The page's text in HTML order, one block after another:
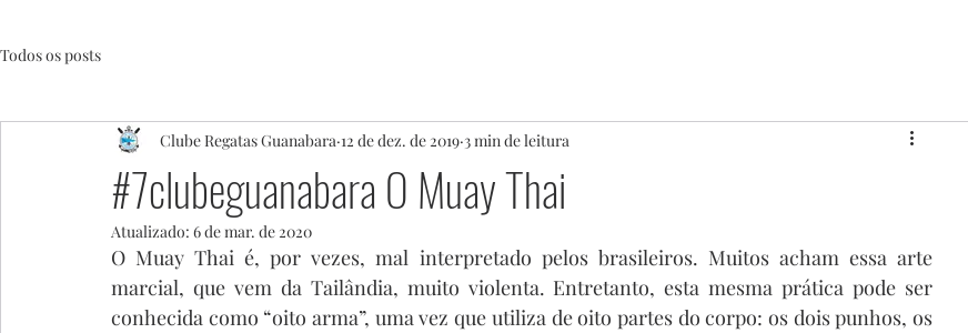
Todos os posts
#7clubeguanabara O Muay Thai
Clube Regatas Guanabara 12 de dez. de 2019 3 min de leitura
Atualizado: 6 de mar. de 2020
O Muay Thai é, por vezes, mal interpretado pelos brasileiros. Muitos acham essa arte
marcial, que vem da Tailândia, muito violenta. Entretanto, esta mesma prática pode ser
conhecida como “oito arma”, uma vez que utiliza de oito partes do corpo: os dois punhos, os